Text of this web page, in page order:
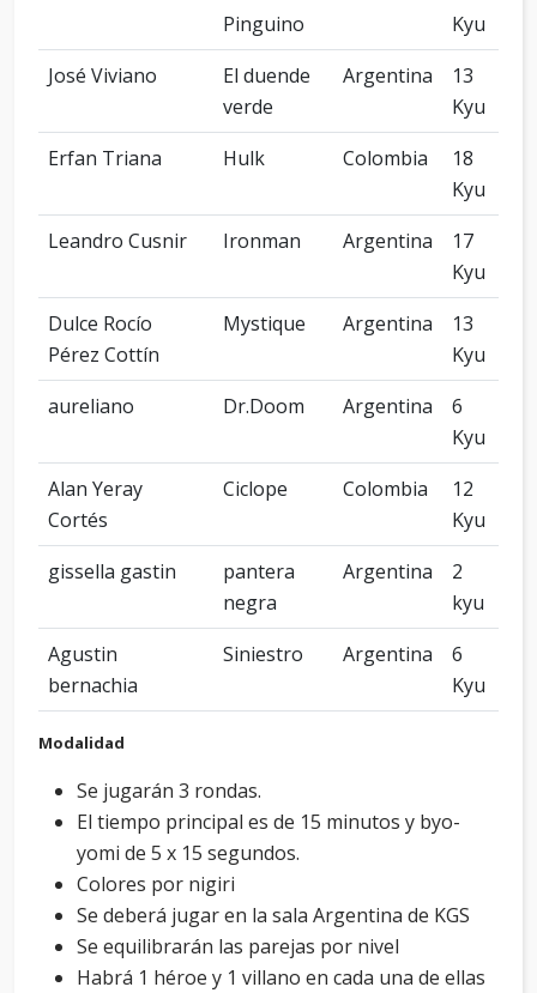
Pinguino
Kyu
José Viviano
El duende
verde
Argentina
13
Kyu
Erfan Triana
Hulk Colombia
18
Kyu
Leandro Cusnir
Ironman Argentina
17
Kyu
Dulce Rocío
Pérez Cottín
Mystique Argentina
13
Kyu
aureliano
Dr.Doom Argentina
6
Kyu
Alan Yeray
Cortés
Ciclope Colombia
12
Kyu
gissella gastin
pantera
negra
Argentina
2
kyu
Agustin
bernachia
Siniestro Argentina
6
Kyu
Modalidad
Se jugarán 3 rondas.
El tiempo principal es de 15 minutos y byo-
yomi de 5 x 15 segundos.
Colores por nigiri
Se deberá jugar en la sala Argentina de KGS
Se equilibrarán las parejas por nivel
Habrá 1 héroe y 1 villano en cada una de ellas